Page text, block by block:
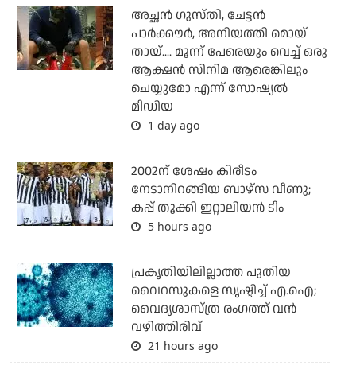
അച്ഛന്‍ ഗുസ്തി, ചേട്ടന്‍
പാര്‍ക്കൗര്‍, അനിയത്തി മൊയ്
തായ്.... മൂന്ന് പേരെയും വെച്ച് ഒരു
ആക്ഷന്‍ സിനിമ ആരെങ്കിലും
ചെയ്യുമോ എന്ന് സോഷ്യല്‍
മീഡിയ
1 day ago
2002ന് ശേഷം കിരീടം
നേടാനിറങ്ങിയ ബാഴ്സ വീണു;
കപ്പ് തൂക്കി ഇറ്റാലിയൻ ടീം
5 hours ago
പ്രകൃതിയിലില്ലാത്ത പുതിയ
വൈറസുകളെ സൃഷ്ടിച്ച് എ.ഐ;
വൈദ്യശാസ്ത്ര രംഗത്ത് വന്‍
വഴിത്തിരിവ്
21 hours ago